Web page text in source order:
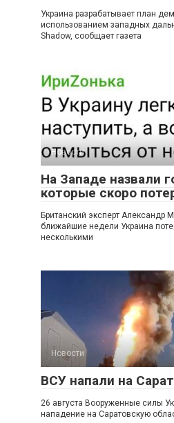
Украина разрабатывает план
использованием западных
Shadow, сообщает газета
Новости
На Западе назвали
которые скоро
Британский эксперт Александр
ближайшие недели Украина
несколькими
Новости
ВСУ напали на
26 августа Вооруженные силы
нападение на Саратовскую